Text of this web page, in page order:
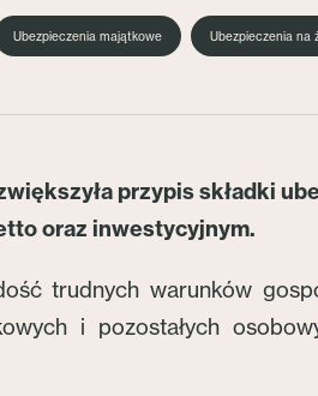
Ubezpieczenia majątkowe Ubezpieczenia na
przypis składki
oraz inwestycyjnym.
trudnych warunków
i pozostałych